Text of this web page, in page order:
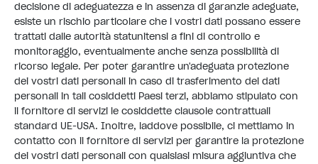
decisione di adeguatezza e in assenza di garanzie adeguate,
esiste un rischio particolare che i vostri dati possano essere
trattati dalle autorità statunitensi a fini di controllo e
monitoraggio, eventualmente anche senza possibilità di
ricorso legale. Per poter garantire un'adeguata protezione
dei vostri dati personali in caso di trasferimento dei dati
personali in tali cosiddetti Paesi terzi, abbiamo stipulato con
il fornitore di servizi le cosiddette clausole contrattuali
standard UE-USA. Inoltre, laddove possibile, ci mettiamo in
contatto con il fornitore di servizi per garantire la protezione
dei vostri dati personali con qualsiasi misura aggiuntiva che